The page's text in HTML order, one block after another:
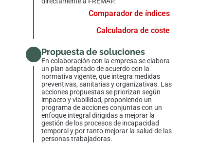
Comparador de índices
Calculadora de coste
Propuesta de soluciones
En colaboración con la empresa se elabora
un plan adaptado de acuerdo con la
normativa vigente, que integra medidas
preventivas, sanitarias y organizativas. Las
acciones propuestas se priorizan según
impacto y viabilidad, proponiendo un
programa de acciones conjuntas con un
enfoque integral dirigidas a mejorar la
gestión de los procesos de incapacidad
temporal y por tanto mejorar la salud de las
personas trabajadoras.